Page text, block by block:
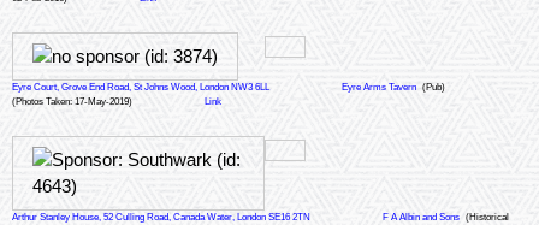
Eyre Court, Grove End Road, St Johns Wood, London NW3 6LL Eyre Arms Tavern (Pub)
(Photos Taken: 17-May-2019)
Link
Arthur Stanley House, 52 Culling Road, Canada Water, London SE16 2TN F A Albin and Sons (Historical